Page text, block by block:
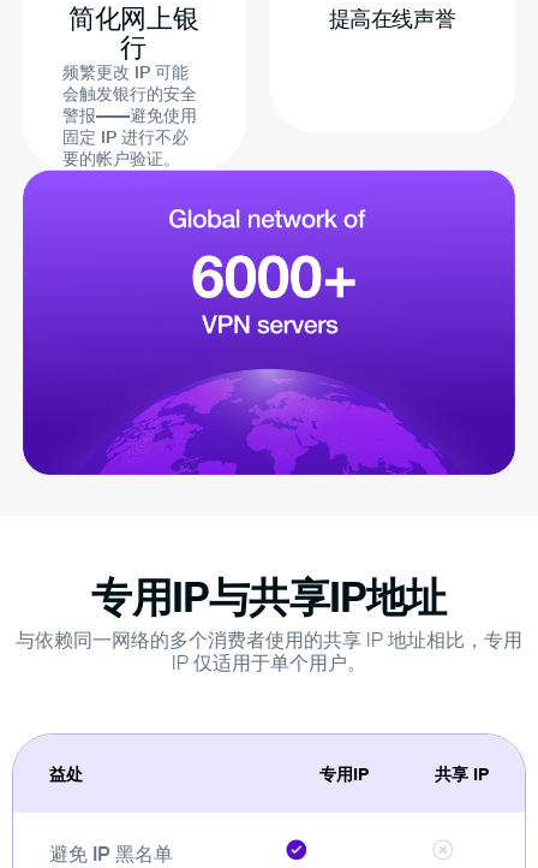
简化网上银
行
频繁更改 IP 可能
会触发银行的安全
警报——避免使用
固定 IP 进行不必
要的帐户验证。
提高在线声誉
专用IP与共享IP地址
与依赖同一网络的多个消费者使用的共享 IP 地址相比，专用
IP 仅适用于单个用户。
益处 专用IP 共享 IP
避免 IP 黑名单